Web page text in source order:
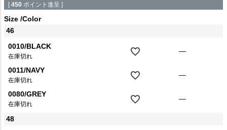
[ 450 ポイント進呈 ]
Size Color
46
0010/BLACK
在庫切れ
—
0011/NAVY
在庫切れ
—
0080/GREY
在庫切れ
—
48